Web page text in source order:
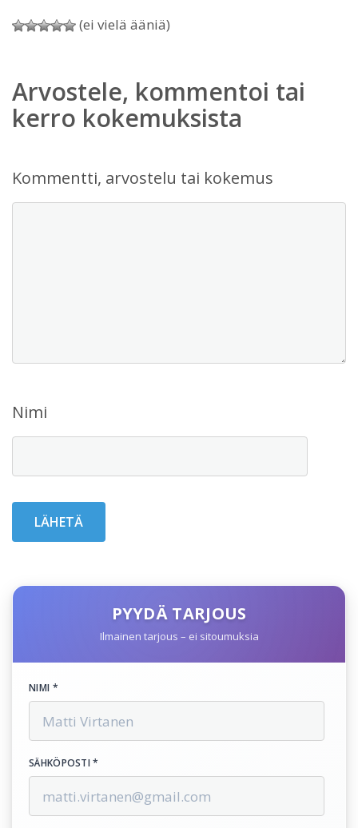
(ei vielä ääniä)
Arvostele, kommentoi tai
kerro kokemuksista
Kommentti, arvostelu tai kokemus
Nimi
PYYDÄ TARJOUS
Ilmainen tarjous – ei sitoumuksia
NIMI *
SÄHKÖPOSTI *